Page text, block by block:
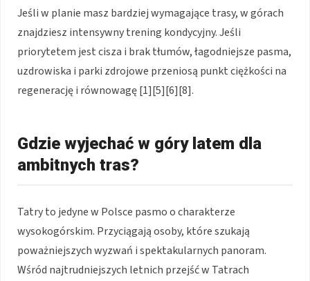
Jeśli w planie masz bardziej wymagające trasy, w górach
znajdziesz intensywny trening kondycyjny. Jeśli
priorytetem jest cisza i brak tłumów, łagodniejsze pasma,
uzdrowiska i parki zdrojowe przeniosą punkt ciężkości na
regenerację i równowagę [1][5][6][8].
Gdzie wyjechać w góry latem dla
ambitnych tras?
Tatry to jedyne w Polsce pasmo o charakterze
wysokogórskim. Przyciągają osoby, które szukają
poważniejszych wyzwań i spektakularnych panoram.
Wśród najtrudniejszych letnich przejść w Tatrach